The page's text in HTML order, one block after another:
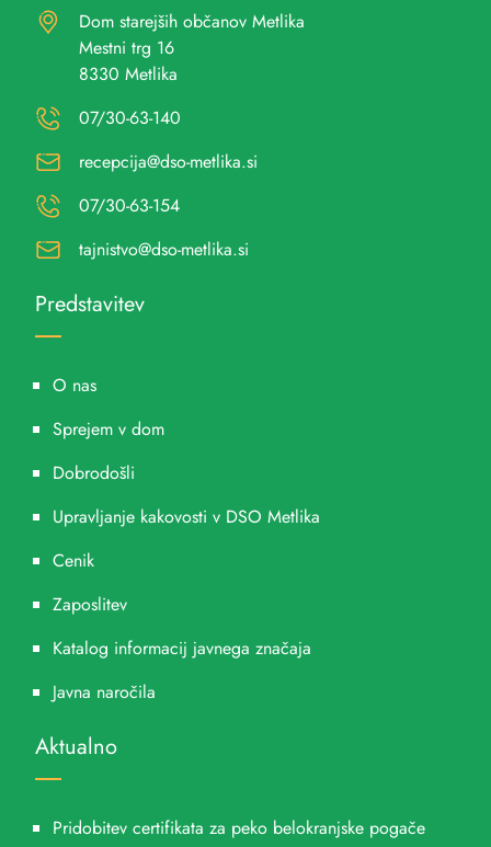
Dom starejših občanov Metlika
Mestni trg 16
8330 Metlika
07/30-63-140
recepcija@dso-metlika.si
07/30-63-154
tajnistvo@dso-metlika.si
Predstavitev
O nas
Sprejem v dom
Dobrodošli
Upravljanje kakovosti v DSO Metlika
Cenik
Zaposlitev
Katalog informacij javnega značaja
Javna naročila
Aktualno
Pridobitev certifikata za peko belokranjske pogače